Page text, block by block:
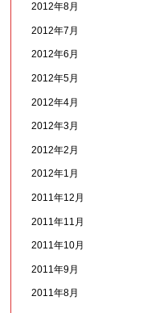
2012年8月
2012年7月
2012年6月
2012年5月
2012年4月
2012年3月
2012年2月
2012年1月
2011年12月
2011年11月
2011年10月
2011年9月
2011年8月